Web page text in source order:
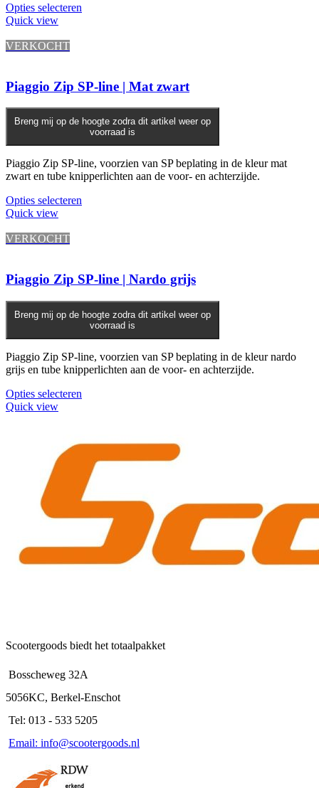
Opties selecteren
Quick view
VERKOCHT
Piaggio Zip SP-line | Mat zwart
Breng mij op de hoogte zodra dit artikel weer op
voorraad is
Piaggio Zip SP-line, voorzien van SP beplating in de kleur mat
zwart en tube knipperlichten aan de voor- en achterzijde.
Opties selecteren
Quick view
VERKOCHT
Piaggio Zip SP-line | Nardo grijs
Breng mij op de hoogte zodra dit artikel weer op
voorraad is
Piaggio Zip SP-line, voorzien van SP beplating in de kleur nardo
grijs en tube knipperlichten aan de voor- en achterzijde.
Opties selecteren
Quick view
Scootergoods biedt het totaalpakket
Bosscheweg 32A
5056KC, Berkel-Enschot
Tel: 013 - 533 5205
Email: info@scootergoods.nl